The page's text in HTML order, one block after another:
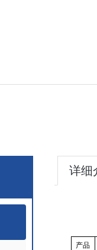
详细
产品